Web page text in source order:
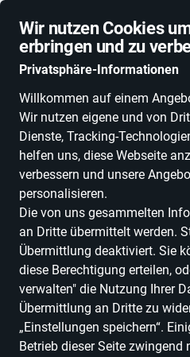
Wir nutzen Cookies
erbringen und zu
Privatsphäre-Informationen
Willkommen auf einem
Wir nutzen eigene und von
Dienste, Tracking-
helfen uns, diese Webseite
verbessern und unsere
personalisieren.
Die von uns gesammelten
an Dritte übermittelt werden.
Übermittlung deaktiviert. Sie
diese Berechtigung erteilen,
verwalten" die Nutzung Ihrer
Übermittlung an Dritte zu
„Einstellungen speichern“.
Betrieb dieser Seite
NEUHEITEN DEALS ESSEN &
Erlebniswelt
Marken